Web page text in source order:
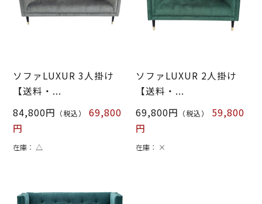
ソファLUXUR 3人掛け
【送料・...
84,800円 （税込）
69,800
円
在庫：△
ソファLUXUR 2人掛け
【送料・...
69,800円 （税込）
59,800
円
在庫： ×